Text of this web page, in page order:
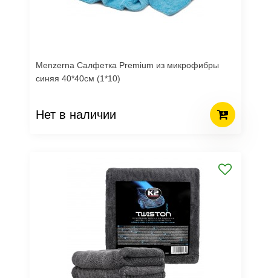
Menzerna Салфетка Premium из микрофибры
синяя 40*40см (1*10)
Нет в наличии